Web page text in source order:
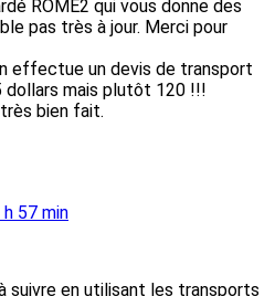
ROME2 qui vous donne des
pas très à jour. Merci pour
effectue un devis de transport
dollars mais plutôt 120 !!!
bien fait.
57 min
suivre en utilisant les transports